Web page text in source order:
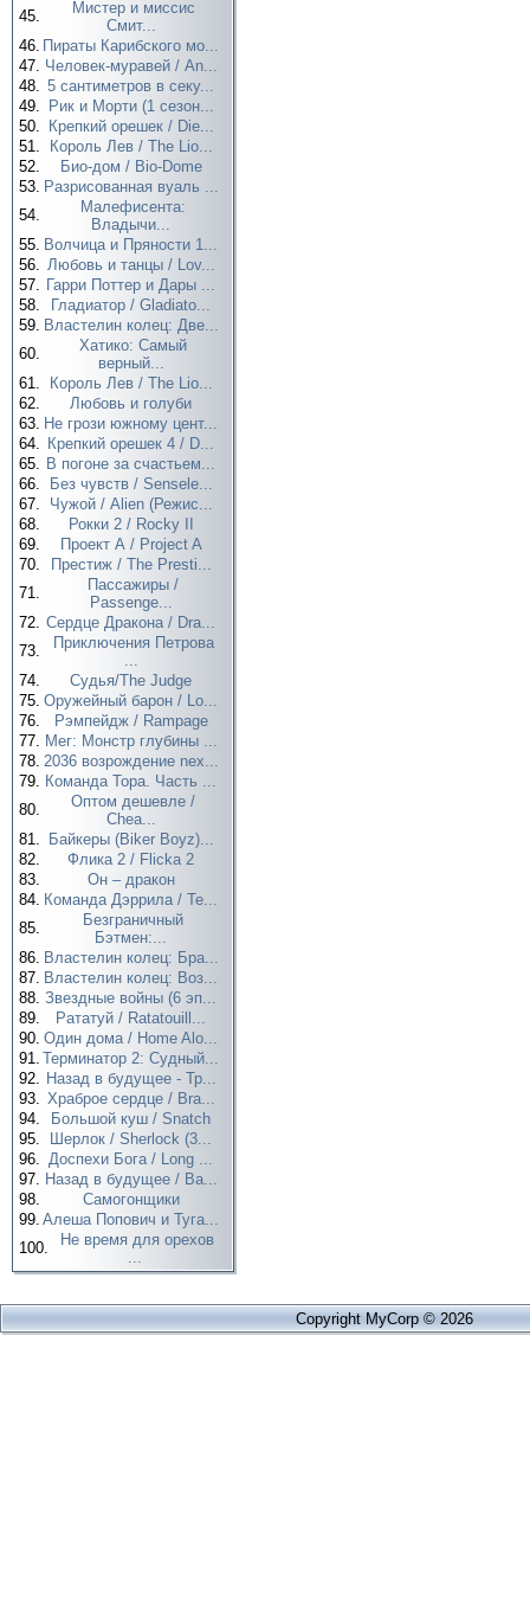
45.
Мистер и миссис
Смит...
46. Пираты Карибского мо...
47. Человек-муравей / An...
48. 5 сантиметров в секу...
49.
Рик и Морти (1 сезон...
50.
Крепкий орешек / Die...
51.
Король Лев / The Lio...
52.
Био-дом / Bio-Dome
53. Разрисованная вуаль ...
54.
Малефисента:
Владычи...
55. Волчица и Пряности 1...
56. Любовь и танцы / Lov...
57. Гарри Поттер и Дары ...
58.
Гладиатор / Gladiato...
59. Властелин колец: Две...
60.
Хатико: Самый
верный...
61.
Король Лев / The Lio...
62.
Любовь и голуби
63. Не грози южному цент...
64. Крепкий орешек 4 / D...
65. В погоне за счастьем...
66.
Без чувств / Sensele...
67.
Чужой / Alien (Режис...
68.
Рокки 2 / Rocky II
69.
Проект А / Project A
70.
Престиж / The Presti...
71.
Пассажиры /
Passenge...
72. Сердце Дракона / Dra...
73.
Приключения Петрова
...
74.
Судья/The Judge
75. Оружейный барон / Lo...
76.
Рэмпейдж / Rampage
77. Мег: Монстр глубины ...
78. 2036 возрождение nex...
79. Команда Тора. Часть ...
80.
Оптом дешевле /
Chea...
81.
Байкеры (Biker Boyz)...
82.
Флика 2 / Flicka 2
83.
Он – дракон
84. Команда Дэррила / Te...
85.
Безграничный
Бэтмен:...
86. Властелин колец: Бра...
87. Властелин колец: Воз...
88. Звездные войны (6 эп...
89.
Рататуй / Ratatouill...
90. Один дома / Home Alo...
91. Терминатор 2: Судный...
92. Назад в будущее - Тр...
93. Храброе сердце / Bra...
94.
Большой куш / Snatch
95.
Шерлок / Sherlock (3...
96. Доспехи Бога / Long ...
97. Назад в будущее / Ba...
98.
Самогонщики
99. Алеша Попович и Туга...
100.
Не время для орехов
...
Copyright MyCorp © 2026